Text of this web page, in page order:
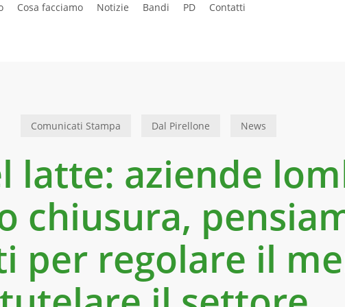
Cosa facciamo Notizie Bandi PD Contatti
Comunicati Stampa Dal Pirellone News
latte: aziende
chiusura,
per regolare il